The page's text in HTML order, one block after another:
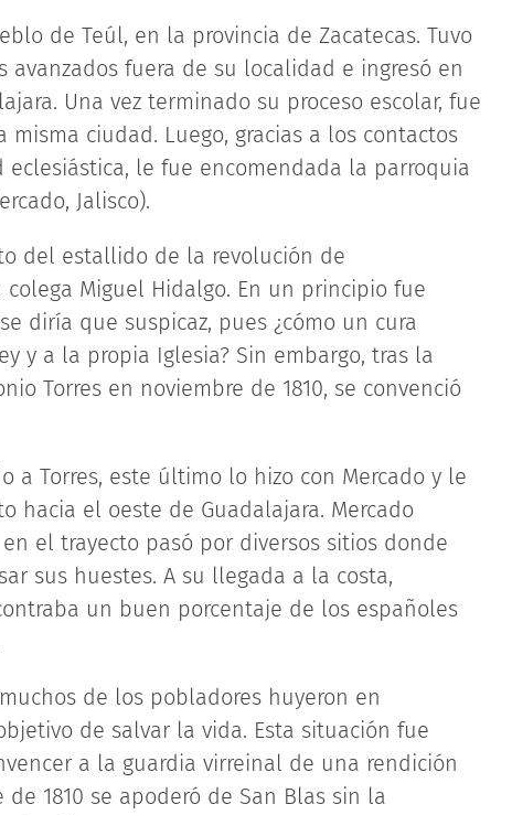
de Teúl, en la provincia de Zacatecas. Tuvo
fuera de su localidad e ingresó en
Una vez terminado su proceso escolar, fue
misma ciudad. Luego, gracias a los contactos
le fue encomendada la parroquia
Jalisco).
del estallido de la revolución de
Miguel Hidalgo. En un principio fue
diría que suspicaz, pues ¿cómo un cura
y a la propia Iglesia? Sin embargo, tras la
Torres en noviembre de 1810, se convenció
a Torres, este último lo hizo con Mercado y le
hacia el oeste de Guadalajara. Mercado
el trayecto pasó por diversos sitios donde
sus huestes. A su llegada a la costa,
un buen porcentaje de los españoles
de los pobladores huyeron en
de salvar la vida. Esta situación fue
a la guardia virreinal de una rendición
1810 se apoderó de San Blas sin la